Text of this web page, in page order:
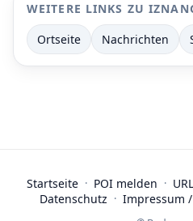
WEITERE LINKS ZU
Ortseite
Nachrichten
Startseite · POI melden ·
Datenschutz · Impressum